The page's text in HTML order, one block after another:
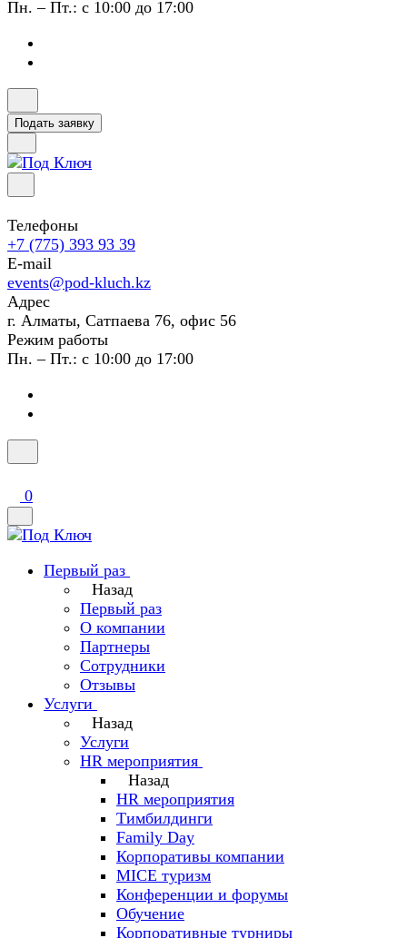
Пн. – Пт.: с 10:00 до 17:00
Подать заявку
Телефоны
+7 (775) 393 93 39
E-mail
events@pod-kluch.kz
Адрес
г. Алматы, Сатпаева 76, офис 56
Режим работы
Пн. – Пт.: с 10:00 до 17:00
0
Первый раз
Назад
Первый раз
О компании
Партнеры
Сотрудники
Отзывы
Услуги
Назад
Услуги
HR мероприятия
Назад
HR мероприятия
Тимбилдинги
Family Day
Корпоративы компании
MICE туризм
Конференции и форумы
Обучение
Корпоративные турниры